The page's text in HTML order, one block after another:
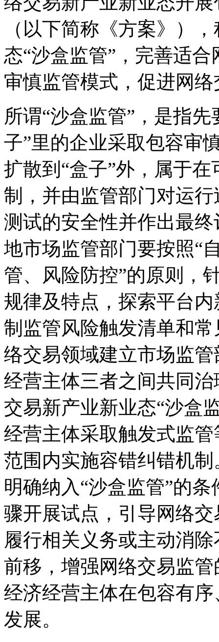
（以下简称《方案》）
态“沙盒监管”，完善适
审慎监管模式，促进网
所谓“沙盒监管”，是指
子”里的企业采取包容审
扩散到“盒子”外，属于
制，并由监管部门对运
测试的安全性并作出最
地市场监管部门要按照“
管、风险防控”的原则，
规律及特点，探索平台
制监管风险触发清单和
络交易领域建立市场监
经营主体三者之间共同
交易新产业新业态“沙盒
经营主体采取触发式监
范围内实施容错纠错机
明确纳入“沙盒监管”的
骤开展试点，引导网络
履行相关义务或主动消
前移，增强网络交易监
经济经营主体在包容有
发展。